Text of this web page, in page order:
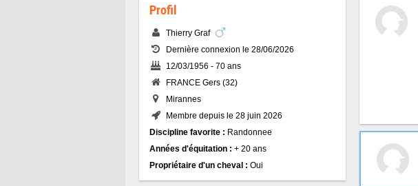
Profil
Thierry Graf
Dernière connexion le 28/06/2026
12/03/1956 - 70 ans
FRANCE Gers (32)
Mirannes
Membre depuis le 28 juin 2026
Discipline favorite : Randonnee
Années d'équitation : + 20 ans
Propriétaire d'un cheval : Oui